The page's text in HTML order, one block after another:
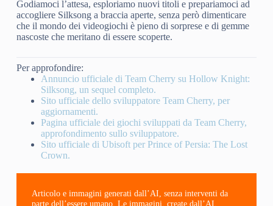
Godiamoci l’attesa, esploriamo nuovi titoli e prepariamoci ad
accogliere Silksong a braccia aperte, senza però dimenticare
che il mondo dei videogiochi è pieno di sorprese e di gemme
nascoste che meritano di essere scoperte.
Per approfondire:
Annuncio ufficiale di Team Cherry su Hollow Knight:
Silksong, un sequel completo.
Sito ufficiale dello sviluppatore Team Cherry, per
aggiornamenti.
Pagina ufficiale dei giochi sviluppati da Team Cherry,
approfondimento sullo sviluppatore.
Sito ufficiale di Ubisoft per Prince of Persia: The Lost
Crown.
Articolo e immagini generati dall’AI, senza interventi da
parte dell’essere umano. Le immagini, create dall’AI,